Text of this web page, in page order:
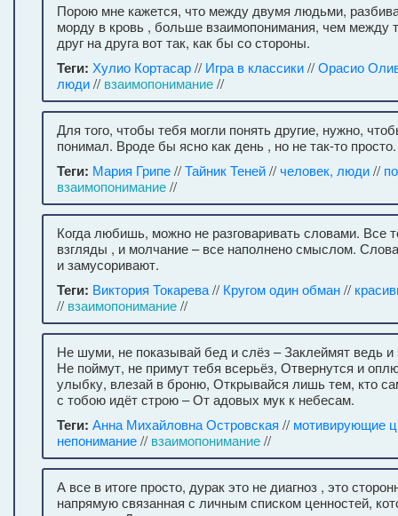
Порою мне кажется, что между двумя людьми,
морду в кровь , больше взаимопонимания, чем между
друг на друга вот так, как бы со стороны.
Теги: Хулио Кортасар// Игра в классики//Орасио
люди// взаимопонимание//
Для того, чтобы тебя могли понять другие, нужно,
понимал. Вроде бы ясно как день , но не так-то просто.
Теги: Мария Грипе//Тайник Теней//человек, люди//
взаимопонимание//
Когда любишь, можно не разговаривать словами. Все
взгляды , и молчание – все наполнено смыслом.
и замусоривают.
Теги: Виктория Токарева// Кругом один обман//
// взаимопонимание//
Не шуми, не показывай бед и слёз – Заклеймят ведь
Не поймут, не примут тебя всерьёз, Отвернутся и
улыбку, влезай в броню, Открывайся лишь тем, кто
с тобою идёт строю – От адовых мук к небесам.
Теги: Анна Михайловна Островская // мотивирующие
непонимание// взаимопонимание//
А все в итоге просто, дурак это не диагноз , это
напрямую связанная с личным списком ценностей,